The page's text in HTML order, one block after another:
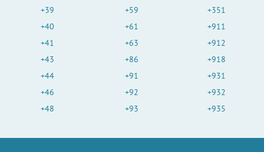
+39
+40
+41
+43
+44
+46
+48
+59
+61
+63
+86
+91
+92
+93
+351
+911
+912
+918
+931
+932
+935